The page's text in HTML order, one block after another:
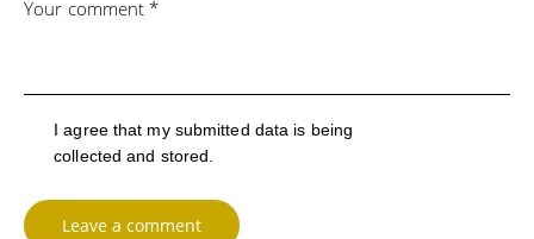
I agree that my submitted data is being
collected and stored.